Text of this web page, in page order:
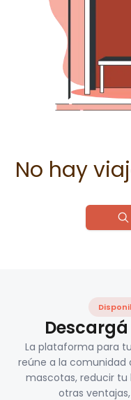
No hay
La plataforma para
reúne a la comunidad
mascotas, reducir tu
otras